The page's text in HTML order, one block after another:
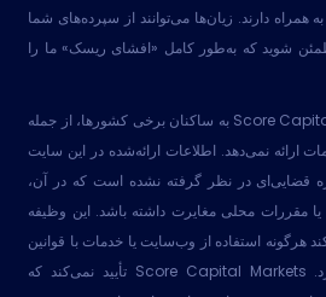
همراه دارند. زیان‌ها می‌توانند از سپرده‌های شما
شوید که به‌طور کامل «افشای ریسک» ما را
Score Capital Markets به ساکنان برخی کشورها، از جمله
ارائه نمی‌دهد. اطلاعات ارائه‌شده در این سایت
قضایی‌ای در نظر گرفته نشده است که در آن،
یا مقررات محلی مغایرت داشته باشد. این وظیفه
هرگونه استفاده از وب‌سایت یا خدمات با قوانین
یا مقررات محلی مطابقت دارد. Score Capital Markets تأیید نمی‌کند که